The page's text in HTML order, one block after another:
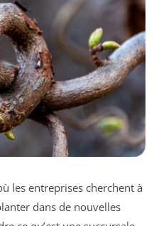
les entreprises cherchent à
dans de nouvelles